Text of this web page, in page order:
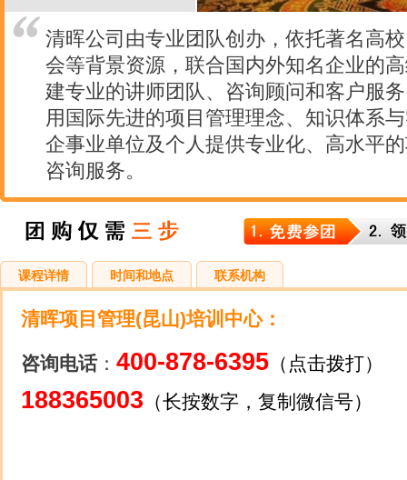
清晖公司由专业团队创办，依托著名高
会等背景资源，联合国内外知名企业的
建专业的讲师团队、咨询顾问和客户服
用国际先进的项目管理理念、知识体系
企事业单位及个人提供专业化、高水平
咨询服务。
课程详情 时间和地点 联系机构
清晖项目管理(昆山)培训中心：
咨询电话： 400-878-6395 （点击拨打）
188365003 （长按数字，复制微信号）